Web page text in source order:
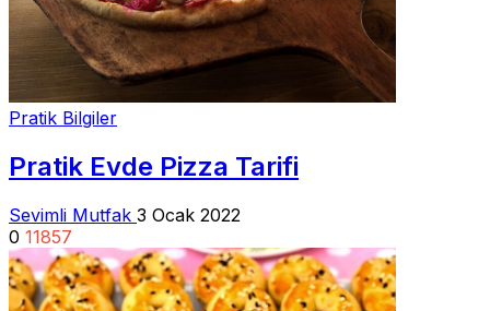
Pratik Bilgiler
Pratik Evde Pizza Tarifi
Sevimli Mutfak 3 Ocak 2022
0 11857